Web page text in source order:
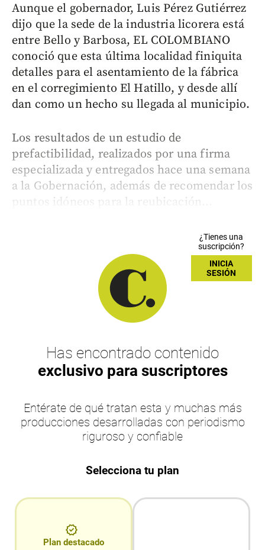
Aunque el gobernador, Luis Pérez Gutiérrez
dijo que la sede de la industria licorera está
entre Bello y Barbosa, EL COLOMBIANO
conoció que esta última localidad finiquita
detalles para el asentamiento de la fábrica
en el corregimiento El Hatillo, y desde allí
dan como un hecho su llegada al municipio.
Los resultados de un estudio de
prefactibilidad, realizados por una firma
especializada y entregados hace una semana
a la Gobernación, además de recomendar los
puntos idóneos para la reubicación...
¿Tienes una
suscripción?
INICIA
SESIÓN
Has encontrado contenido
exclusivo para suscriptores
Entérate de qué tratan esta y muchas más
producciones desarrolladas con periodismo
riguroso y confiable
Selecciona tu plan
Plan destacado